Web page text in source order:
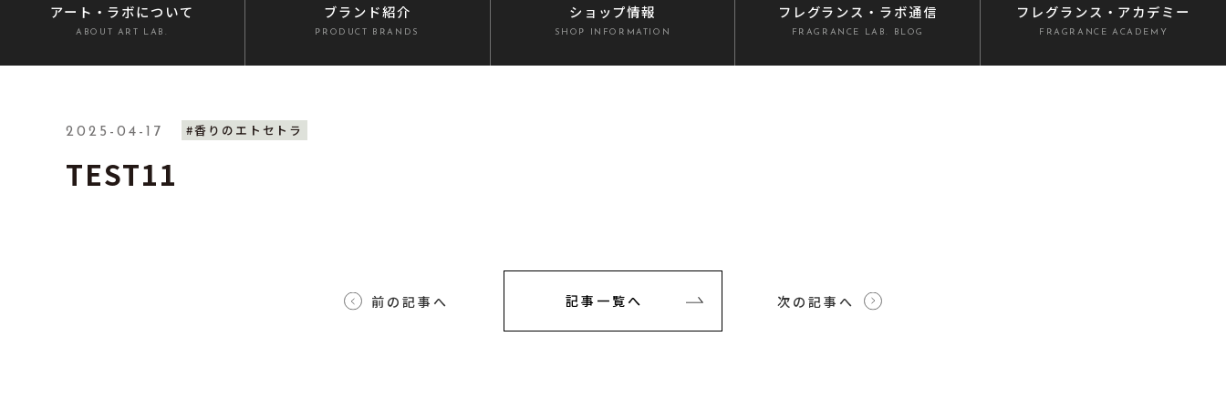
アート・ラボについて
ABOUT ART LAB.
ブランド紹介
PRODUCT BRANDS
ショップ情報
SHOP INFORMATION
フレグランス ・ラボ通信
FRAGRANCE LAB. BLOG
フレグランス ・アカデミー
FRAGRANCE ACADEMY
2025-04-17 #香りのエトセトラ
TEST11
記事一覧へ
前の記事へ 次の記事へ